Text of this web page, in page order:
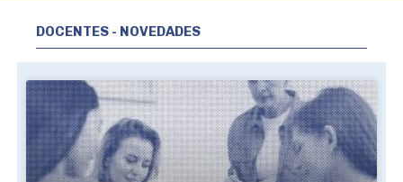
DOCENTES - NOVEDADES